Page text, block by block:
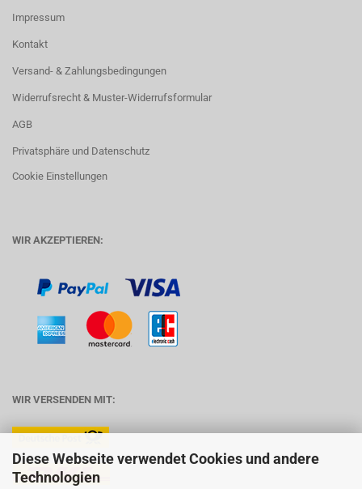
Diese Webseite verwendet Cookies und andere
Technologien
Impressum
Kontakt
Versand- & Zahlungsbedingungen
Widerrufsrecht & Muster-Widerrufsformular
AGB
Privatsphäre und Datenschutz
Cookie Einstellungen
WIR AKZEPTIEREN:
WIR VERSENDEN MIT: